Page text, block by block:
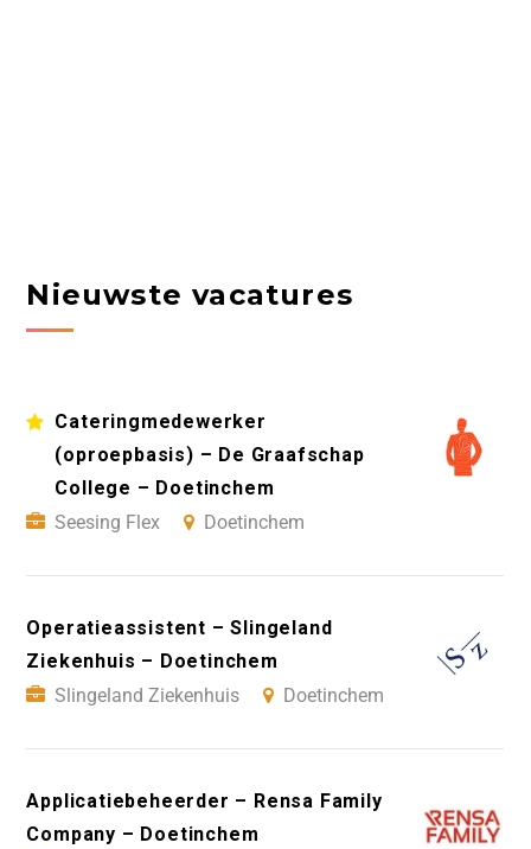
Nieuwste vacatures
Cateringmedewerker
(oproepbasis) – De Graafschap
College – Doetinchem
Seesing Flex
Doetinchem
Operatieassistent – Slingeland
Ziekenhuis – Doetinchem
Slingeland Ziekenhuis
Doetinchem
Applicatiebeheerder – Rensa Family
Company – Doetinchem